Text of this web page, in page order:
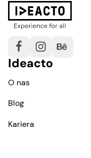
Ideacto
O nas
Blog
Kariera